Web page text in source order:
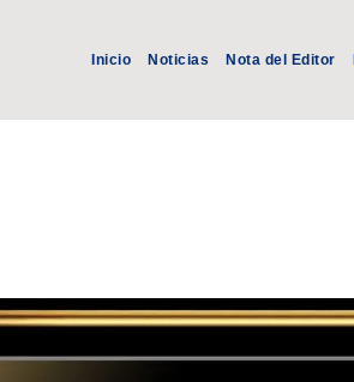
Inicio Noticias Nota del Editor